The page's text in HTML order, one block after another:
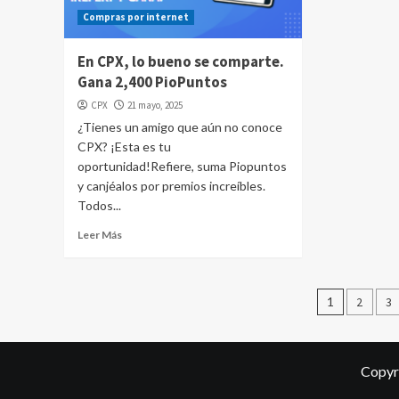
Compras por internet
En CPX, lo bueno se comparte.
Gana 2,400 PioPuntos
CPX 21 mayo, 2025
¿Tienes un amigo que aún no conoce
CPX? ¡Esta es tu
oportunidad!Refiere, suma Piopuntos
y canjéalos por premios increíbles.
Todos...
Leer Más
1 2 3